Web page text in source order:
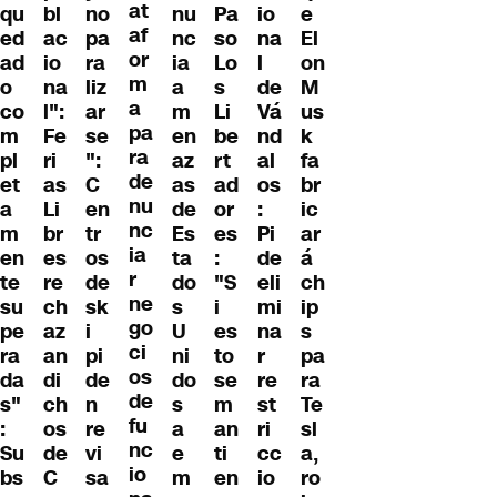
qu
ed
ad
o
co
m
pl
et
a
m
en
te
su
pe
ra
da
s"
:
Su
bs
bl
ac
io
na
l":
Fe
ri
as
Li
br
es
re
ch
az
an
di
ch
os
de
C
no
pa
ra
liz
ar
se
":
C
en
tr
os
de
sk
i
pi
de
n
re
vi
sa
at
af
or
m
a
pa
ra
de
nu
nc
ia
r
ne
go
ci
os
de
fu
nc
io
nu
nc
ia
a
m
en
az
as
de
Es
ta
do
s
U
ni
do
s
a
e
m
Pa
so
Lo
s
Li
be
rt
ad
or
es
:
"S
i
es
to
se
m
an
ti
en
io
na
l
de
Vá
nd
al
os
:
Pi
de
eli
mi
na
r
re
st
ri
cc
io
e
El
on
M
us
k
fa
br
ic
ar
á
ch
ip
s
pa
ra
Te
sl
a,
ro